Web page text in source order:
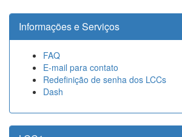
Informações e Serviços
FAQ
E-mail para contato
Redefinição de senha dos LCCs
Dash